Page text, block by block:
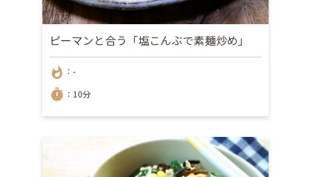
ピーマンと合う「塩こんぶで素麺炒め」
whatshot ：-
timer ：10分